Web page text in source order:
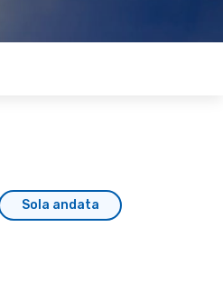
Sola andata